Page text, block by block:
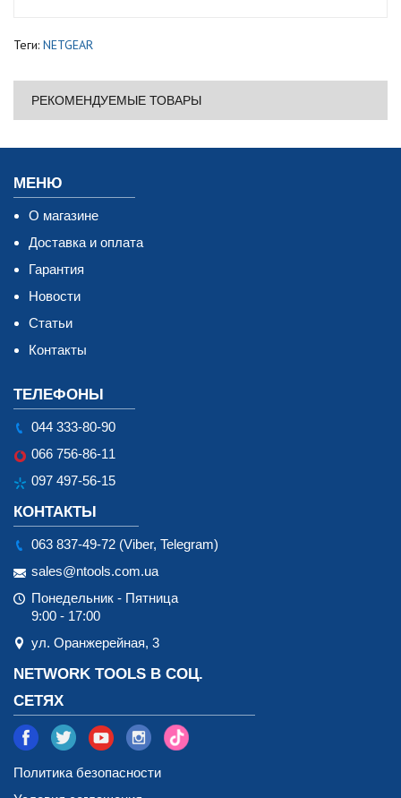
Теги: NETGEAR
РЕКОМЕНДУЕМЫЕ ТОВАРЫ
МЕНЮ
О магазине
Доставка и оплата
Гарантия
Новости
Статьи
Контакты
ТЕЛЕФОНЫ
044 333-80-90
066 756-86-11
097 497-56-15
КОНТАКТЫ
063 837-49-72 (Viber, Telegram)
sales@ntools.com.ua
Понедельник - Пятница
9:00 - 17:00
ул. Оранжерейная, 3
NETWORK TOOLS В СОЦ.
СЕТЯХ
Политика безопасности